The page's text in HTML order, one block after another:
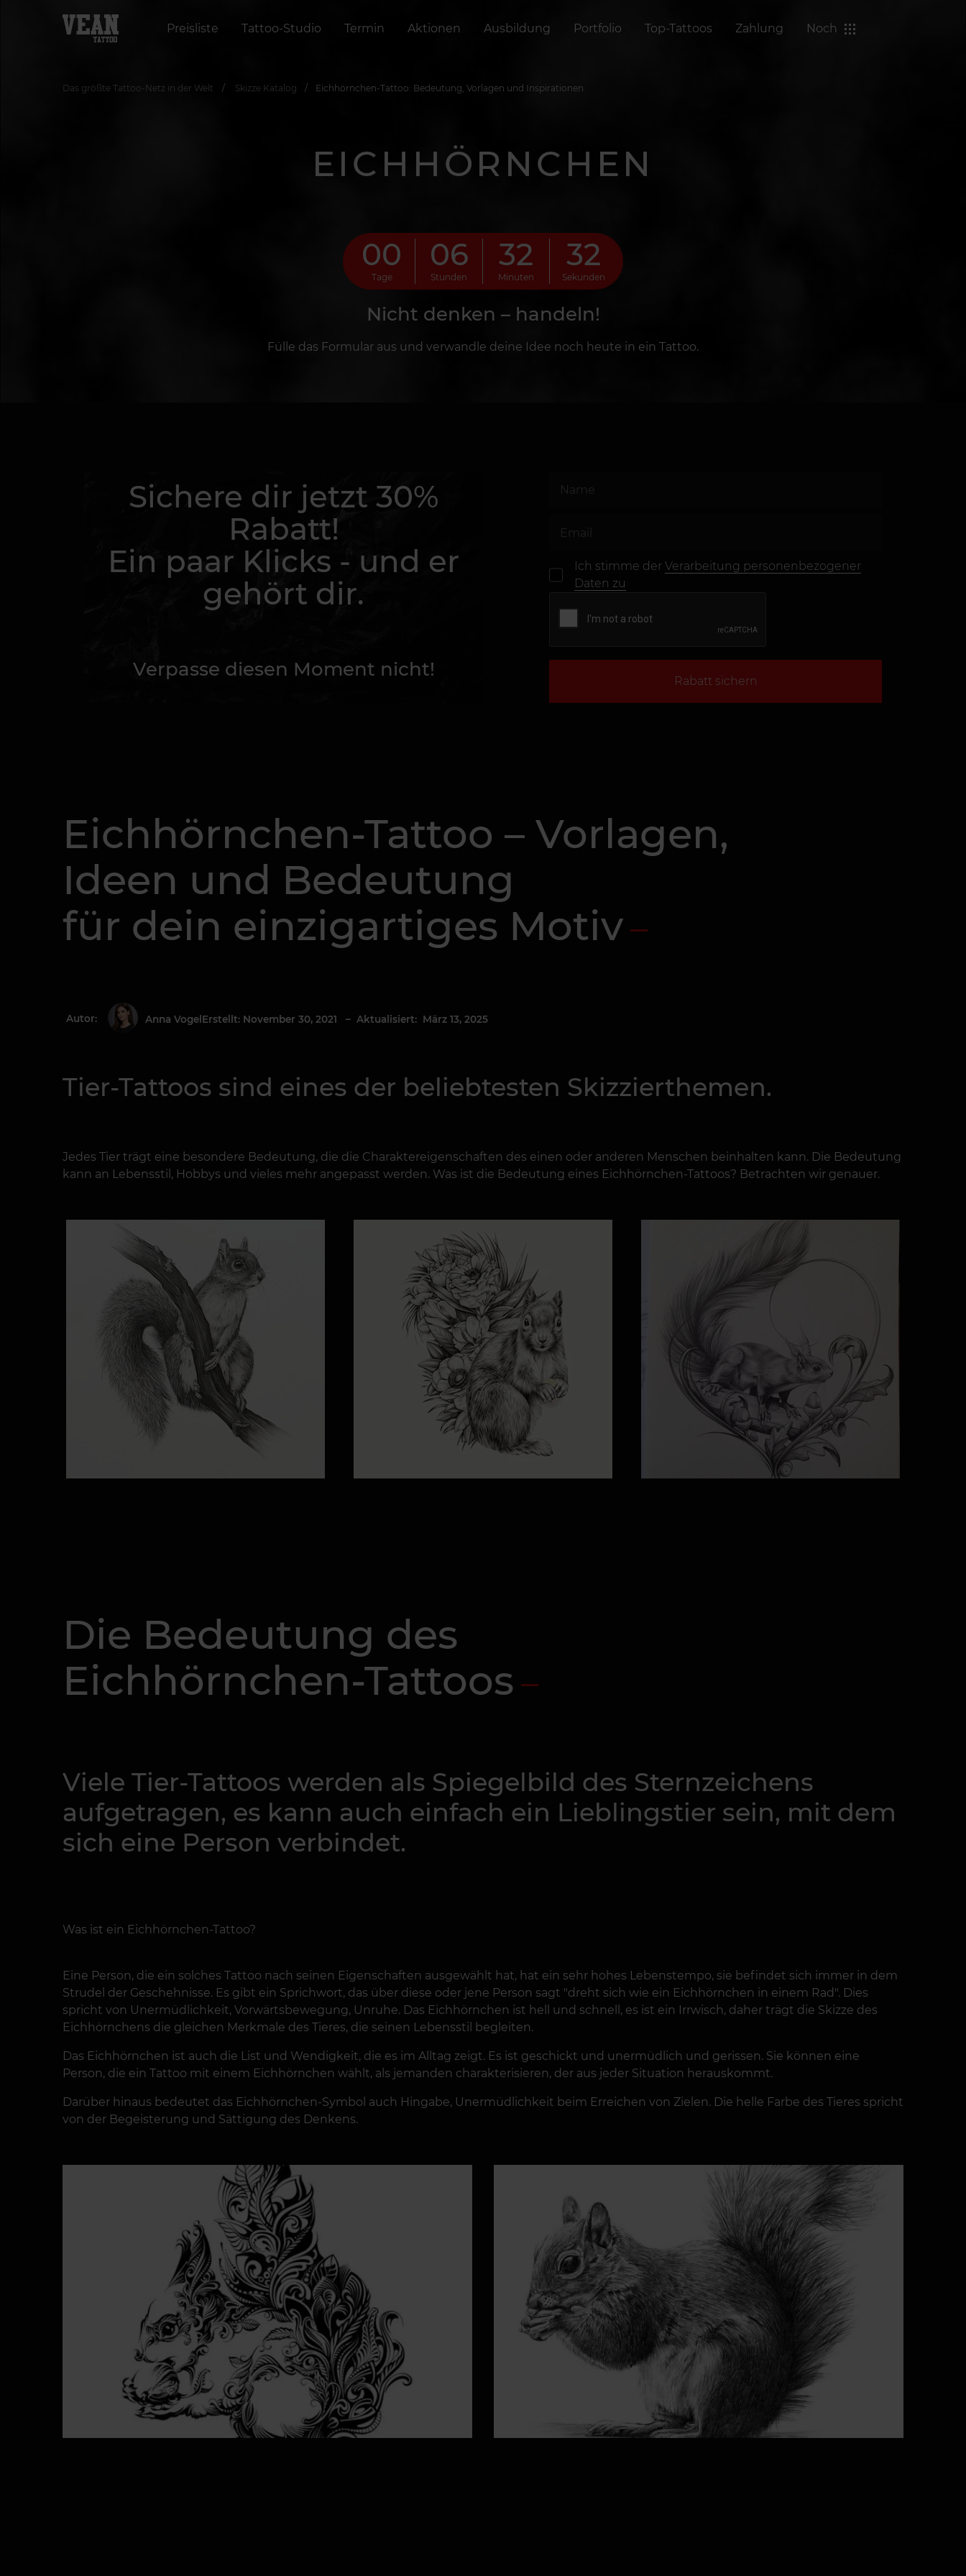
Preisliste Tattoo-Studio Termin Aktionen Ausbildung Portfolio Top-Tattoos Zahlung Noch
Das größte Tattoo-Netz in der Welt Skizze Katalog Eichhörnchen-Tattoo: Bedeutung, Vorlagen und Inspirationen
EICHHÖRNCHEN
00
Tage
06
Stunden
32
Minuten
29
Sekunden
Nicht denken – handeln!
Fülle das Formular aus und verwandle deine Idee noch heute in ein Tattoo.
Sichere dir jetzt 30%
Rabatt!
Ein paar Klicks - und er
gehört dir.
Verpasse diesen Moment nicht!
Ich stimme der Verarbeitung personenbezogener
Daten zu
Rabatt sichern
Eichhörnchen-Tattoo – Vorlagen,
Ideen und Bedeutung
für dein einzigartiges Motiv
Autor: Anna Vogel Erstellt: November 30, 2021 – Aktualisiert: März 13, 2025
Tier-Tattoos sind eines der beliebtesten Skizzierthemen.
Jedes Tier trägt eine besondere Bedeutung, die die Charaktereigenschaften des einen oder anderen Menschen beinhalten kann. Die Bedeutung
kann an Lebensstil, Hobbys und vieles mehr angepasst werden. Was ist die Bedeutung eines Eichhörnchen-Tattoos? Betrachten wir genauer.
Die Bedeutung des
Eichhörnchen-Tattoos
Viele Tier-Tattoos werden als Spiegelbild des Sternzeichens
aufgetragen, es kann auch einfach ein Lieblingstier sein, mit dem
sich eine Person verbindet.
Was ist ein Eichhörnchen-Tattoo?
Eine Person, die ein solches Tattoo nach seinen Eigenschaften ausgewählt hat, hat ein sehr hohes Lebenstempo, sie befindet sich immer in dem
Strudel der Geschehnisse. Es gibt ein Sprichwort, das über diese oder jene Person sagt "dreht sich wie ein Eichhörnchen in einem Rad". Dies
spricht von Unermüdlichkeit, Vorwärtsbewegung, Unruhe. Das Eichhörnchen ist hell und schnell, es ist ein Irrwisch, daher trägt die Skizze des
Eichhörnchens die gleichen Merkmale des Tieres, die seinen Lebensstil begleiten.
Das Eichhörnchen ist auch die List und Wendigkeit, die es im Alltag zeigt. Es ist geschickt und unermüdlich und gerissen. Sie können eine
Person, die ein Tattoo mit einem Eichhörnchen wählt, als jemanden charakterisieren, der aus jeder Situation herauskommt.
Darüber hinaus bedeutet das Eichhörnchen-Symbol auch Hingabe, Unermüdlichkeit beim Erreichen von Zielen. Die helle Farbe des Tieres spricht
von der Begeisterung und Sättigung des Denkens.